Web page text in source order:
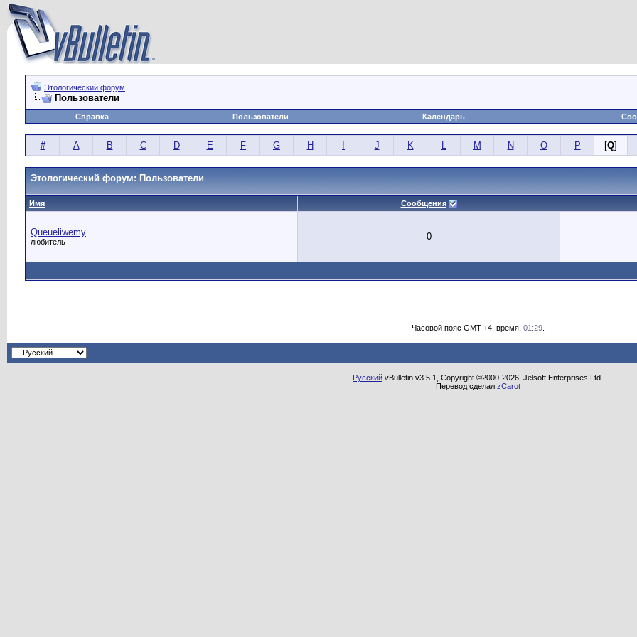
Этологический форум
Пользователи
Справка
Пользователи Календарь
# A B C D E F G H J K L M N O P [Q]
Этологический форум: Пользователи
Имя Сообщения
Queueliwemy
любитель 0
Часовой пояс GMT +4, время: 01:29.
Русский vBulletin v3.5.1, Copyright ©2000-2026, Jelsoft Enterprises Ltd.
Перевод сделал zCarot